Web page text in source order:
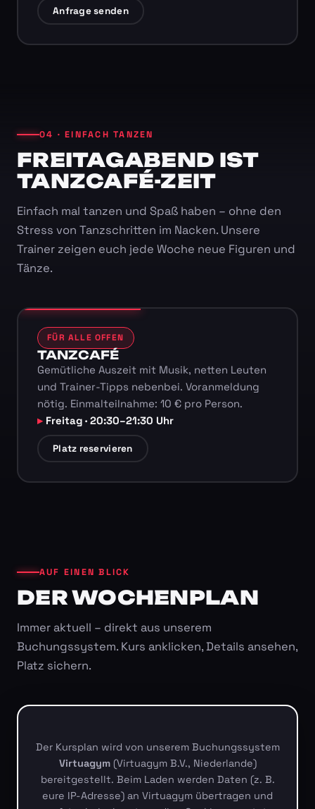
Anfrage senden
04 · EINFACH TANZEN
FREITAGABEND IST
TANZCAFÉ-ZEIT
Einfach mal tanzen und Spaß haben – ohne den
Stress von Tanzschritten im Nacken. Unsere
Trainer zeigen euch jede Woche neue Figuren und
Tänze.
FÜR ALLE OFFEN
TANZCAFÉ
Gemütliche Auszeit mit Musik, netten Leuten
und Trainer-Tipps nebenbei. Voranmeldung
nötig. Einmalteilnahme: 10 € pro Person.
Freitag · 20:30–21:30 Uhr
Platz reservieren
AUF EINEN BLICK
DER WOCHENPLAN
Immer aktuell – direkt aus unserem
Buchungssystem. Kurs anklicken, Details ansehen,
Platz sichern.
Der Kursplan wird von unserem Buchungssystem
Virtuagym(Virtuagym B.V., Niederlande)
bereitgestellt. Beim Laden werden Daten (z. B.
eure IP-Adresse) an Virtuagym übertragen und